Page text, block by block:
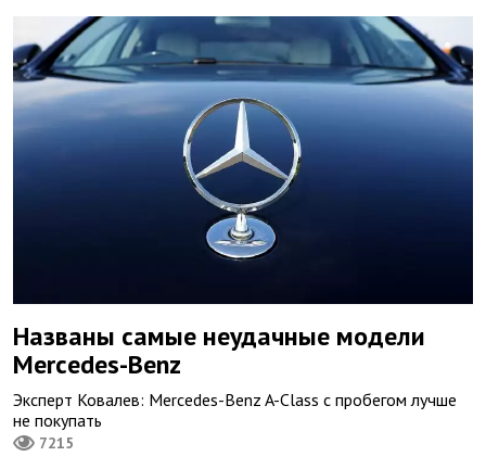
Названы самые неудачные модели
Mercedes-Benz
Эксперт Ковалев: Mercedes-Benz A-Class с пробегом лучше
не покупать
7215